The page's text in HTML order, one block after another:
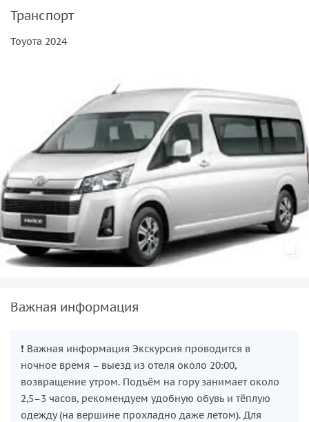
Транспорт
Тоуота 2024
Важная информация
❗ Важная информация Экскурсия проводится в
ночное время – выезд из отеля около 20:00,
возвращение утром. Подъём на гору занимает около
2,5–3 часов, рекомендуем удобную обувь и тёплую
одежду (на вершине прохладно даже летом). Для